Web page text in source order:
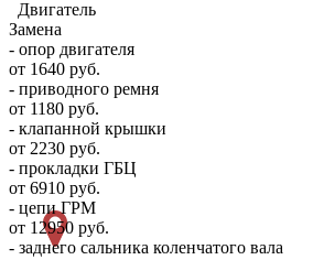
Двигатель
Замена
- опор двигателя
от 1640 руб.
- приводного ремня
от 1180 руб.
- клапанной крышки
от 2230 руб.
- прокладки ГБЦ
от 6910 руб.
- цепи ГРМ
от 12950 руб.
- заднего сальника коленчатого вала